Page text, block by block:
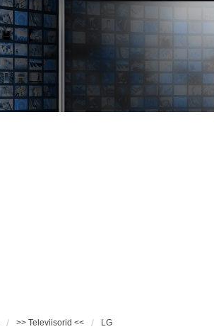
>> Televiisorid << LG